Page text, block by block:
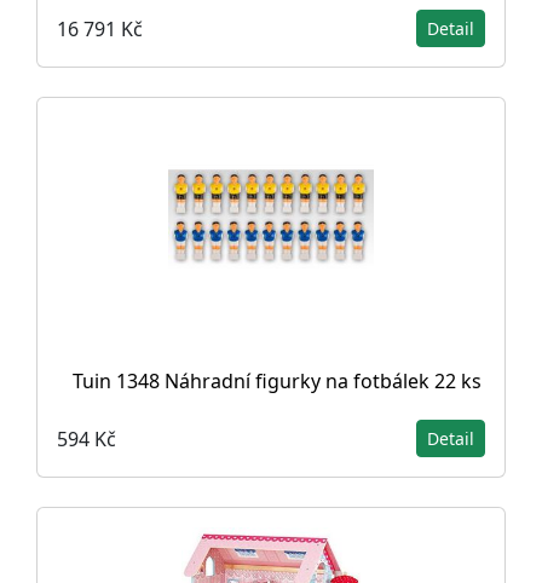
16 791 Kč Detail
Tuin 1348 Náhradní figurky na fotbálek 22 ks
594 Kč Detail